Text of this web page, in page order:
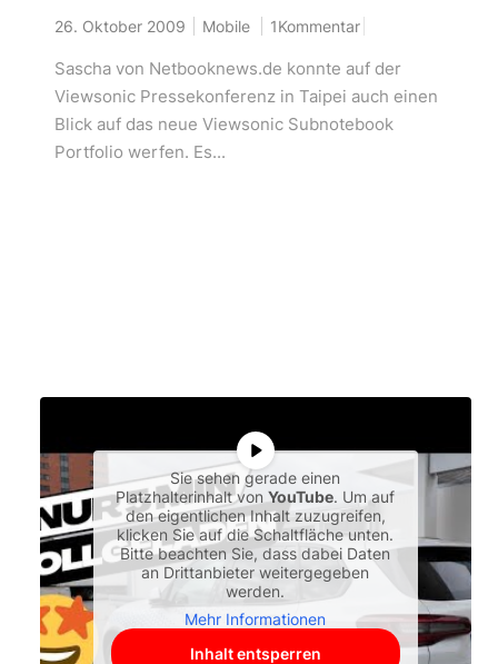
26. Oktober 2009 Mobile 1Kommentar
Sascha von Netbooknews.de konnte auf der
Viewsonic Pressekonferenz in Taipei auch einen
Blick auf das neue Viewsonic Subnotebook
Portfolio werfen. Es...
Sie sehen gerade einen
Platzhalterinhalt vonYouTube. Um auf
den eigentlichen Inhalt zuzugreifen,
klicken Sie auf die Schaltfläche unten.
Bitte beachten Sie, dass dabei Daten
an Drittanbieter weitergegeben
werden.
Mehr Informationen
Inhalt entsperren